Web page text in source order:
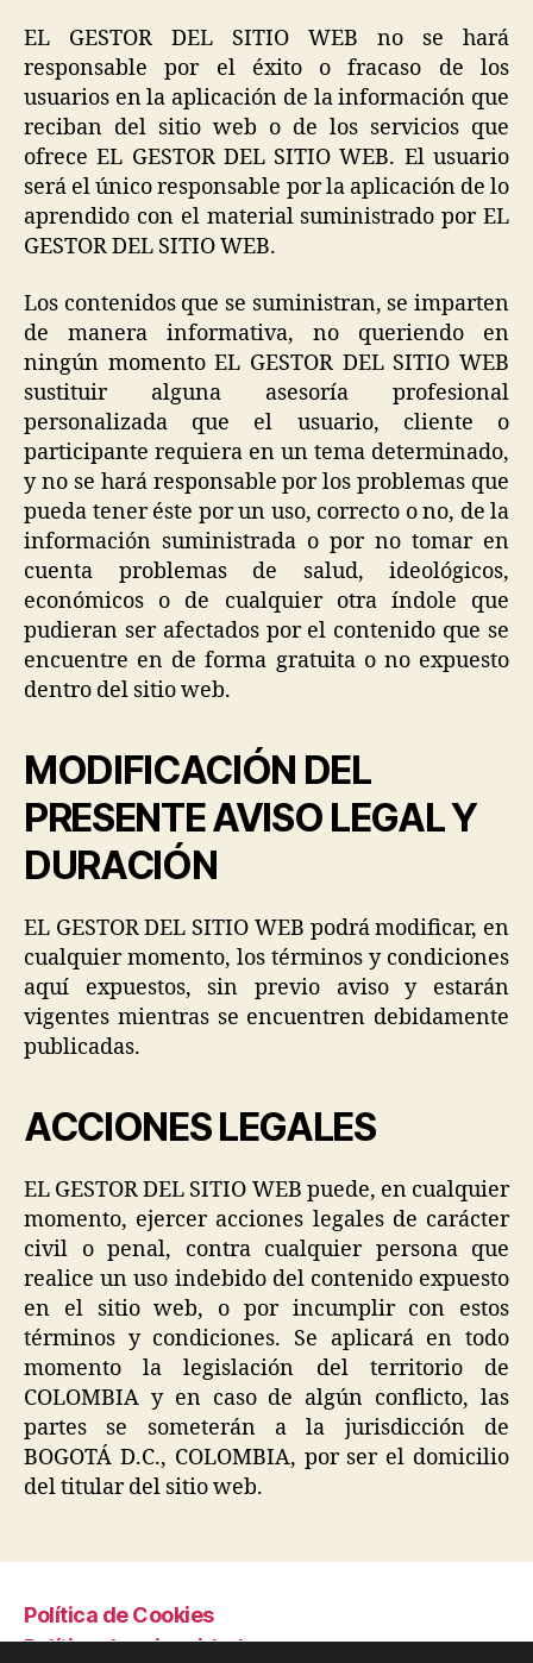
EL GESTOR DEL SITIO WEB no se hará
responsable por el éxito o fracaso de los
usuarios en la aplicación de la información que
reciban del sitio web o de los servicios que
ofrece EL GESTOR DEL SITIO WEB. El usuario
será el único responsable por la aplicación de lo
aprendido con el material suministrado por EL
GESTOR DEL SITIO WEB.
Los contenidos que se suministran, se imparten
de manera informativa, no queriendo en
ningún momento EL GESTOR DEL SITIO WEB
sustituir alguna asesoría profesional
personalizada que el usuario, cliente o
participante requiera en un tema determinado,
y no se hará responsable por los problemas que
pueda tener éste por un uso, correcto o no, de la
información suministrada o por no tomar en
cuenta problemas de salud, ideológicos,
económicos o de cualquier otra índole que
pudieran ser afectados por el contenido que se
encuentre en de forma gratuita o no expuesto
dentro del sitio web.
MODIFICACIÓN DEL
PRESENTE AVISO LEGAL Y
DURACIÓN
EL GESTOR DEL SITIO WEB podrá modificar, en
cualquier momento, los términos y condiciones
aquí expuestos, sin previo aviso y estarán
vigentes mientras se encuentren debidamente
publicadas.
ACCIONES LEGALES
EL GESTOR DEL SITIO WEB puede, en cualquier
momento, ejercer acciones legales de carácter
civil o penal, contra cualquier persona que
realice un uso indebido del contenido expuesto
en el sitio web, o por incumplir con estos
términos y condiciones. Se aplicará en todo
momento la legislación del territorio de
COLOMBIA y en caso de algún conflicto, las
partes se someterán a la jurisdicción de
BOGOTÁ D.C., COLOMBIA, por ser el domicilio
del titular del sitio web.
Política de Cookies
Política de privacidad